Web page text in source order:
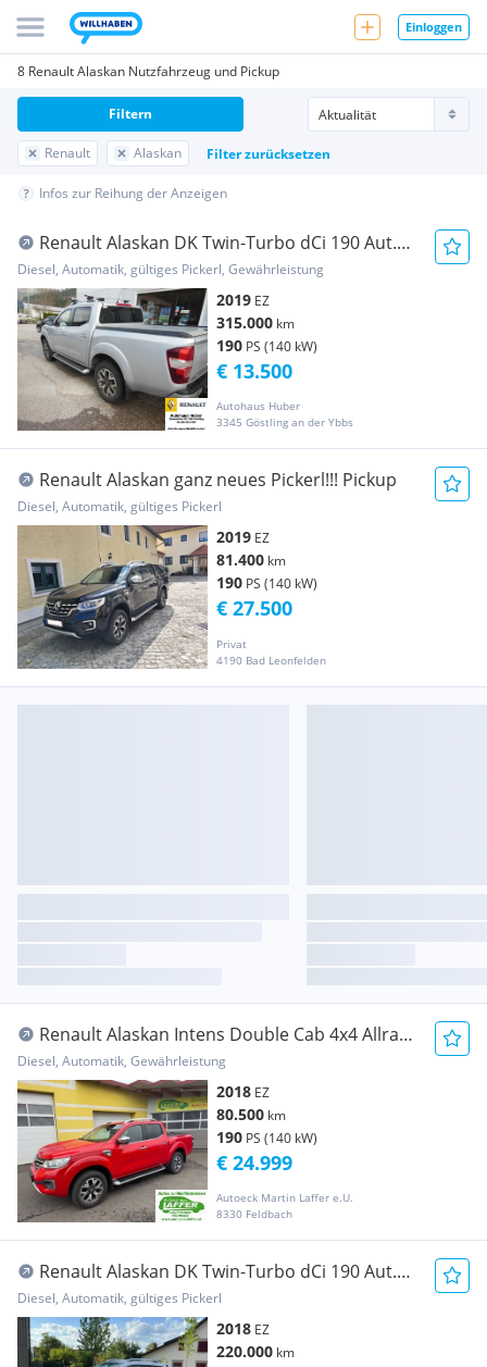
Einloggen
8 Renault Alaskan Nutzfahrzeug und Pickup
Renault Alaskan Filter zurücksetzen
Filtern
Infos zur Reihung der Anzeigen
Renault Alaskan DK Twin-Turbo dCi 190 Aut.
4WD Zen Pickup
Diesel, Automatik, gültiges Pickerl, Gewährleistung
2019 EZ
315.000 km
190 PS (140 kW)
Autohaus Huber
3345 Göstling an der Ybbs
€ 13.500
Renault Alaskan ganz neues Pickerl!!! Pickup
Diesel, Automatik, gültiges Pickerl
2019 EZ
81.400 km
190 PS (140 kW)
Privat
4190 Bad Leonfelden
€ 27.500
Renault Alaskan Intens Double Cab 4x4 Allrad -
Automatik! Transporter / Kastenwagen
Diesel, Automatik, Gewährleistung
2018 EZ
80.500 km
190 PS (140 kW)
Autoeck Martin Laffer e.U.
8330 Feldbach
€ 24.999
Renault Alaskan DK Twin-Turbo dCi 190 Aut.
4WD Intens Inte Pickup
Diesel, Automatik, gültiges Pickerl
2018 EZ
220.000 km